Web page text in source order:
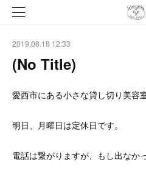
2019.08.18 12:33
(No Title)
愛西市にある小さな貸し切り美容
明日、月曜日は定休日です。
電話は繋がりますが、もし出なか